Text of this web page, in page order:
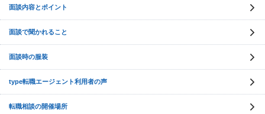
面談内容とポイント
面談で聞かれること
面談時の服装
type転職エージェント利用者の声
転職相談の開催場所